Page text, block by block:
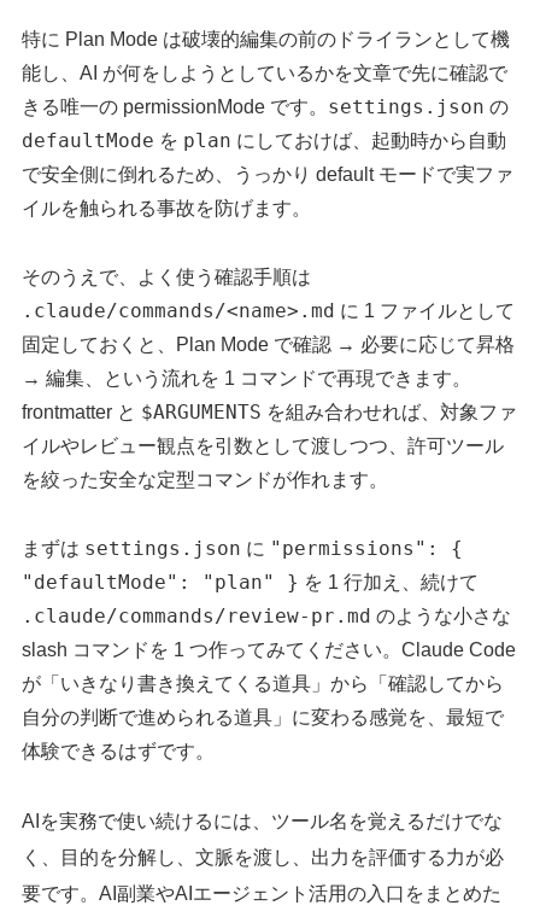
特に Plan Mode は破壊的編集の前のドライランとして機
能し、AI が何をしようとしているかを文章で先に確認で
きる唯一の permissionMode です。 settings.json の
defaultMode を plan にしておけば、起動時から自動
で安全側に倒れるため、うっかり default モードで実ファ
イルを触られる事故を防げます。
そのうえで、よく使う確認手順は
.claude/commands/<name>.md に 1 ファイルとして
固定しておくと、Plan Mode で確認 → 必要に応じて昇格
→ 編集、という流れを 1 コマンドで再現できます。
frontmatter と $ARGUMENTS を組み合わせれば、対象ファ
イルやレビュー観点を引数として渡しつつ、許可ツール
を絞った安全な定型コマンドが作れます。
まずは settings.json に "permissions": {
"defaultMode": "plan" } を 1 行加え、続けて
.claude/commands/review-pr.md のような小さな
slash コマンドを 1 つ作ってみてください。Claude Code
が「いきなり書き換えてくる道具」から「確認してから
自分の判断で進められる道具」に変わる感覚を、最短で
体験できるはずです。
AIを実務で使い続けるには、ツール名を覚えるだけでな
く、目的を分解し、文脈を渡し、出力を評価する力が必
要です。AI副業やAIエージェント活用の入口をまとめた